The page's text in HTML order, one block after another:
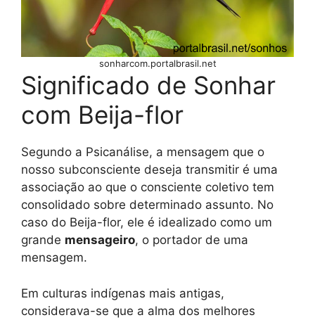
sonharcom.portalbrasil.net
Significado de Sonhar
com Beija-flor
Segundo a Psicanálise, a mensagem que o
nosso subconsciente deseja transmitir é uma
associação ao que o consciente coletivo tem
consolidado sobre determinado assunto. No
caso do Beija-flor, ele é idealizado como um
grande mensageiro, o portador de uma
mensagem.
Em culturas indígenas mais antigas,
considerava-se que a alma dos melhores